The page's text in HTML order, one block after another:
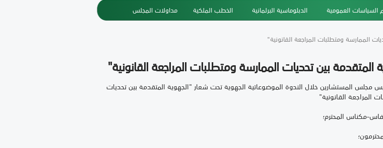
السياسات العمومية الدبلوماسية البرلمانية الخطب الملكية مداولات المجلس
الممارسة ومتطلبات المراجعة القانونية"
بين تحديات الممارسة ومتطلبات المراجعة القانونية"
مجلس المستشارين خلال الندوة الموضوعاتية الجهوية تحت شعار "الجهوية المتقدمة بين تحديات
المراجعة القانونية"
مكناس المحترم؛